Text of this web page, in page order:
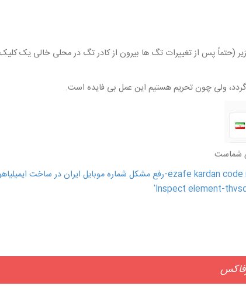
کد 1+ به 98+ تبدیل خواهد شد طبق تصویر زیر (حتماً پس از تغییرات تگ ها بیرون از کادر تگ در
گردد، ولی چون تحریم هستیم این عمل بی فایده است.